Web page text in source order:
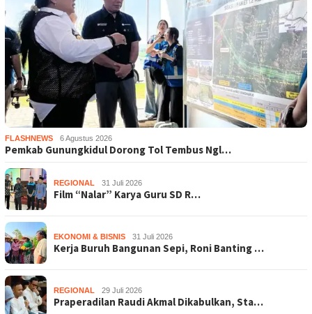
FLASHNEWS 6 Agustus 2026
Pemkab Gunungkidul Dorong Tol Tembus Ngl…
REGIONAL 31 Juli 2026
Film “Nalar” Karya Guru SD R…
EKONOMI & BISNIS 31 Juli 2026
Kerja Buruh Bangunan Sepi, Roni Banting …
REGIONAL 29 Juli 2026
Praperadilan Raudi Akmal Dikabulkan, Sta…